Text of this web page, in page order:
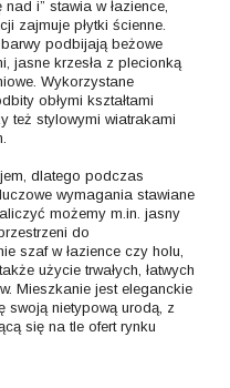
i” stawia w łazience,
zajmuje płytki ścienne.
podbijają beżowe
jasne krzesła z plecionką
Wykorzystane
obłymi kształtami
też stylowymi wiatrakami
dlatego podczas
wymagania stawiane
możemy m.in. jasny
do
szaf w łazience czy holu,
użycie trwałych, łatwych
Mieszkanie jest eleganckie
swoją nietypową urodą, z
się na tle ofert rynku